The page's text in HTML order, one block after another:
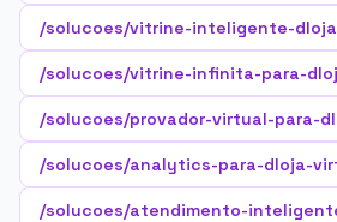
/solucoes/vitrine-inteligente-
/solucoes/vitrine-infinita-para-
/solucoes/provador-virtual-para-
/solucoes/analytics-para-dloja-
/solucoes/atendimento-